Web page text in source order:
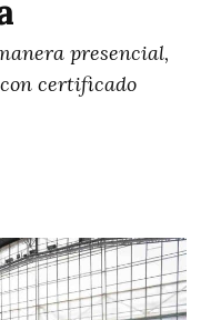
presencial,
certificado